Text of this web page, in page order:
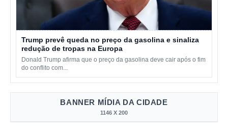
Trump prevê queda no preço da gasolina e sinaliza
redução de tropas na Europa
Donald Trump afirma que o preço da gasolina deve cair após o fim
do conflito com...
BANNER MÍDIA DA CIDADE
1146 X 200